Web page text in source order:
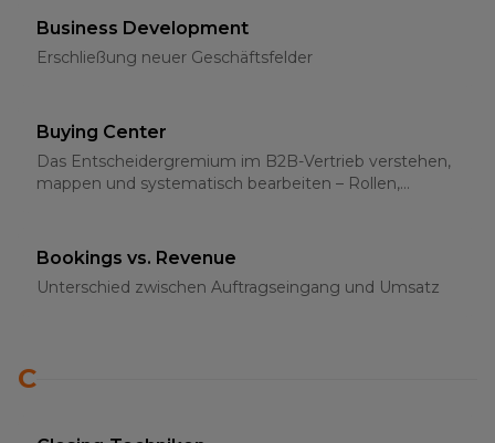
Business Development
Erschließung neuer Geschäftsfelder
Buying Center
Das Entscheidergremium im B2B-Vertrieb verstehen,
mappen und systematisch bearbeiten – Rollen,
Bookings vs. Revenue
Unterschied zwischen Auftragseingang und Umsatz
C